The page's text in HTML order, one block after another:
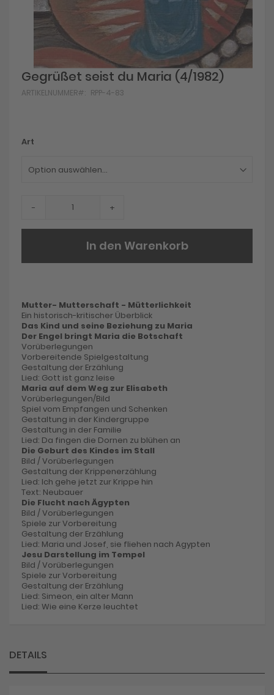
Skip
to
the
gallery
Gegrüßet seist du Maria (4/1982)
ARTIKELNUMMER RPP-4-83
Art
- +
In den Warenkorb
Mutter- Mutterschaft - Mütterlichkeit
Ein historisch-kritischer Überblick
Das Kind und seine Beziehung zu Maria
Der Engel bringt Maria die Botschaft
Vorüberlegungen
Vorbereitende Spielgestaltung
Gestaltung der Erzählung
Lied: Gott ist ganz leise
Maria auf dem Weg zur Elisabeth
Vorüberlegungen/Bild
Spiel vom Empfangen und Schenken
Gestaltung in der Kindergruppe
Gestaltung in der Familie
Lied: Da fingen die Dornen zu blühen an
Die Geburt des Kindes im Stall
Bild / Vorüberlegungen
Gestaltung der Krippenerzählung
Lied: Ich gehe jetzt zur Krippe hin
Text: Neubauer
Die Flucht nach Ägypten
Bild / Vorüberlegungen
Spiele zur Vorbereitung
Gestaltung der Erzählung
Lied: Maria und Josef, sie fliehen nach Agypten
Jesu Darstellung im Tempel
Bild / Vorüberlegungen
Spiele zur Vorbereitung
Gestaltung der Erzählung
Lied: Simeon, ein alter Mann
Lied: Wie eine Kerze leuchtet
DETAILS